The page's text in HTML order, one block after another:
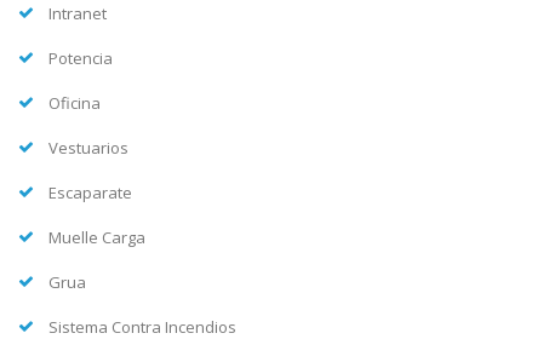
Intranet
Potencia
Oficina
Vestuarios
Escaparate
Muelle Carga
Grua
Sistema Contra Incendios